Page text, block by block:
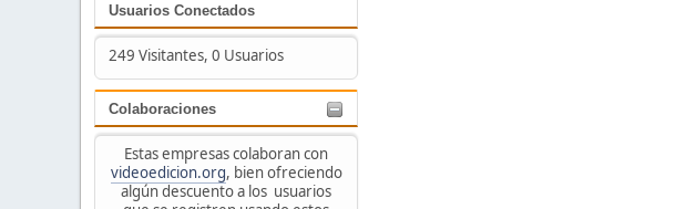
Usuarios Conectados
249 Visitantes, 0 Usuarios
Colaboraciones
Estas empresas colaboran con
videoedicion.org, bien ofreciendo
algún descuento a los usuarios